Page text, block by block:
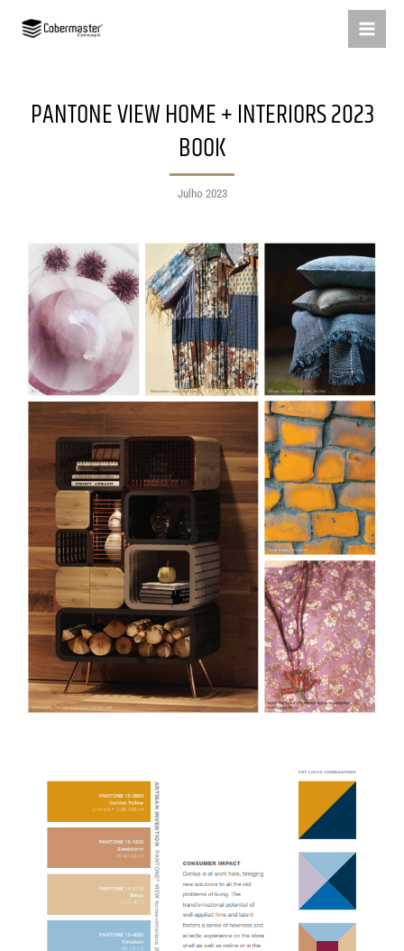
PANTONE VIEW HOME + INTERIORS 2023
BOOK
Julho 2023